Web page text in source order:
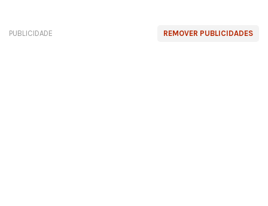
REMOVER PUBLICIDADES
PUBLICIDADE